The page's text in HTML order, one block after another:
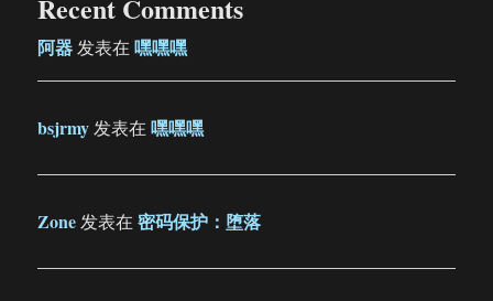
Recent Comments
阿器发表在嘿嘿嘿
bsjrmy发表在嘿嘿嘿
Zone发表在密码保护：堕落